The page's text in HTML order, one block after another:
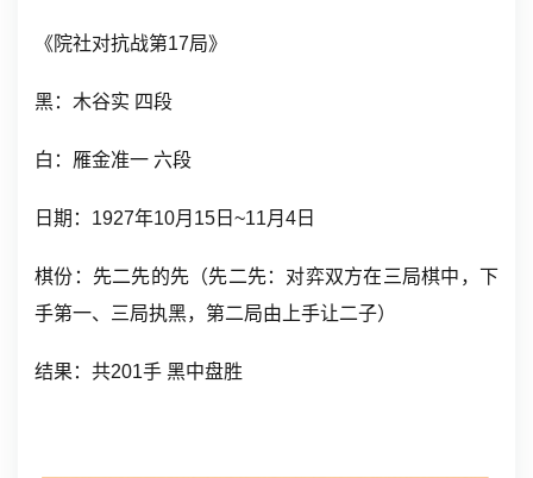
《院社对抗战第17局》
黑：木谷实 四段
白： 雁金准一 六段
日期：1927年10月15日~11月4日
棋份：先二先的先（先二先：对弈双方在三局棋中，下
手第一、三局执黑，第二局由上手让二子）
结果：共201手 黑中盘胜